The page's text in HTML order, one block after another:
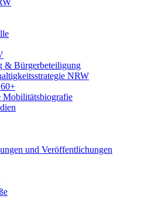
& Bürgerbeteiligung
NRW
Mobilitätsbiografie
und Veröffentlichungen